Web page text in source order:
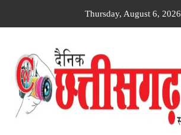
Thursday, August 6, 2026